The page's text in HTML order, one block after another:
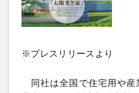
※プレスリリースより
同社は全国で住宅用や産